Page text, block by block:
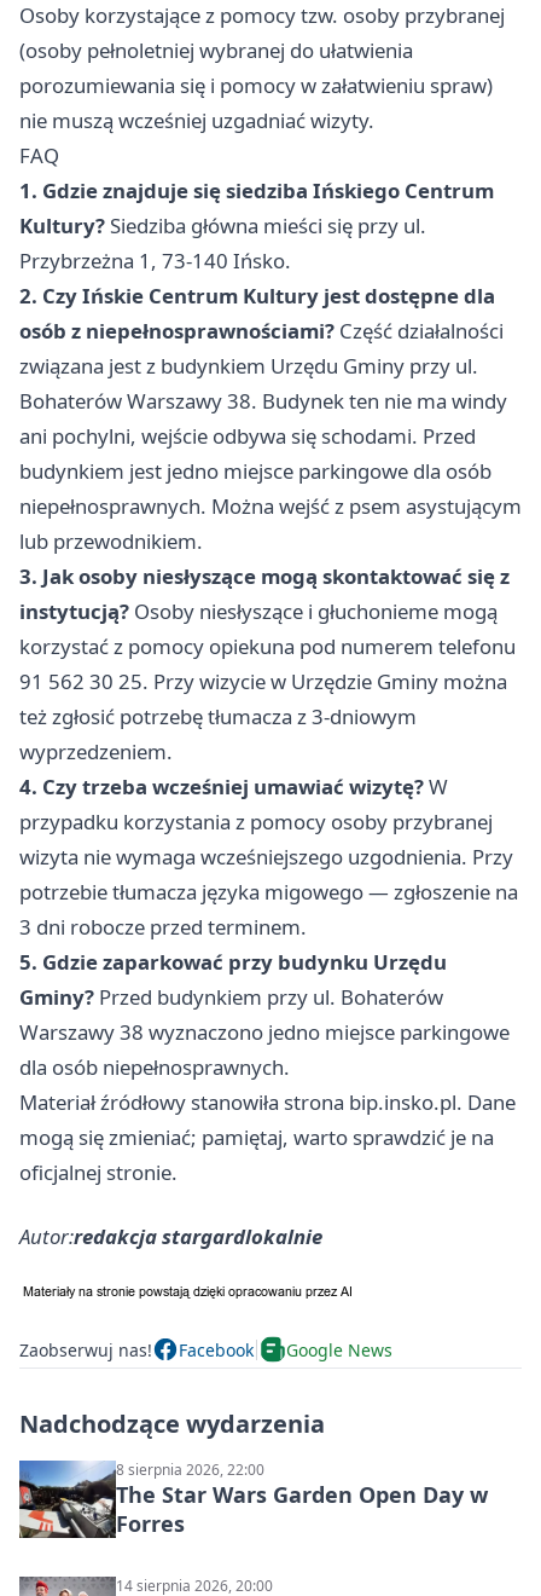
Osoby korzystające z pomocy tzw. osoby przybranej
(osoby pełnoletniej wybranej do ułatwienia
porozumiewania się i pomocy w załatwieniu spraw)
nie muszą wcześniej uzgadniać wizyty.
FAQ
1. Gdzie znajduje się siedziba Ińskiego Centrum
Kultury?Siedziba główna mieści się przy ul.
Przybrzeżna 1, 73-140 Ińsko.
2. Czy Ińskie Centrum Kultury jest dostępne dla
osób z niepełnosprawnościami? Część działalności
związana jest z budynkiem Urzędu Gminy przy ul.
Bohaterów Warszawy 38. Budynek ten nie ma windy
ani pochylni, wejście odbywa się schodami. Przed
budynkiem jest jedno miejsce parkingowe dla osób
niepełnosprawnych. Można wejść z psem asystującym
lub przewodnikiem.
3. Jak osoby niesłyszące mogą skontaktować się z
instytucją? Osoby niesłyszące i głuchonieme mogą
korzystać z pomocy opiekuna pod numerem telefonu
91 562 30 25. Przy wizycie w Urzędzie Gminy można
też zgłosić potrzebę tłumacza z 3-dniowym
wyprzedzeniem.
4. Czy trzeba wcześniej umawiać wizytę?W
przypadku korzystania z pomocy osoby przybranej
wizyta nie wymaga wcześniejszego uzgodnienia. Przy
potrzebie tłumacza języka migowego — zgłoszenie na
3 dni robocze przed terminem.
5. Gdzie zaparkować przy budynku Urzędu
Gminy? Przed budynkiem przy ul. Bohaterów
Warszawy 38 wyznaczono jedno miejsce parkingowe
dla osób niepełnosprawnych.
Materiał źródłowy stanowiła strona bip.insko.pl. Dane
mogą się zmieniać; pamiętaj, warto sprawdzić je na
oficjalnej stronie.
Autor:redakcja stargardlokalnie
Zaobserwuj nas! Facebook Google News
Nadchodzące wydarzenia
8 sierpnia 2026, 22:00
The Star Wars Garden Open Day w
Forres
14 sierpnia 2026, 20:00